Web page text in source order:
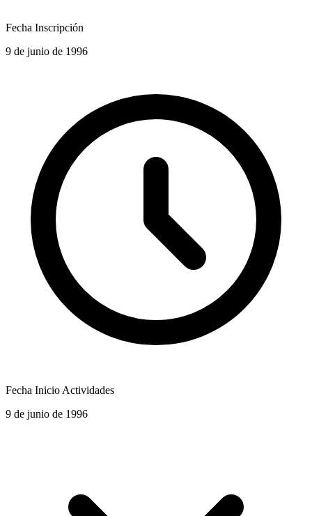
Fecha Inscripción
9 de junio de 1996
Fecha Inicio Actividades
9 de junio de 1996